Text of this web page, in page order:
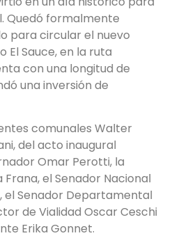
Quedó formalmente
para circular el nuevo
El Sauce, en la ruta
con una longitud de
una inversión de
comunales Walter
del acto inaugural
Omar Perotti, la
Frana, el Senador Nacional
el Senador Departamental
de Vialidad Oscar Ceschi
Erika Gonnet.